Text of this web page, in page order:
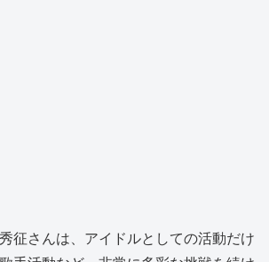
征さんは、アイドルとしての活動だけ